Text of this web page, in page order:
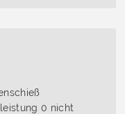
0 nicht